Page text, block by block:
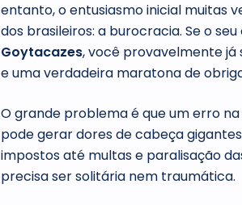
entanto, o entusiasmo inicial muitas
dos brasileiros: a burocracia. Se o
Goytacazes, você provavelmente
e uma verdadeira maratona de
O grande problema é que um erro
pode gerar dores de cabeça
impostos até multas e paralisação
precisa ser solitária nem traumática.